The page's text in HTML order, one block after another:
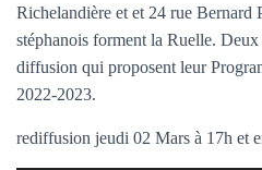
Richelandière et et 24 rue Bernard
stéphanois forment la Ruelle.
diffusion qui proposent leur
2022-2023.
rediffusion jeudi 02 Mars à 17h et